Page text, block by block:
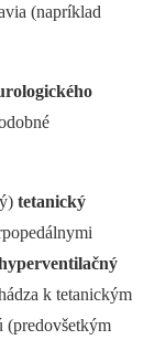
(napríklad
tetanický
k tetanickým
(predovšetkým